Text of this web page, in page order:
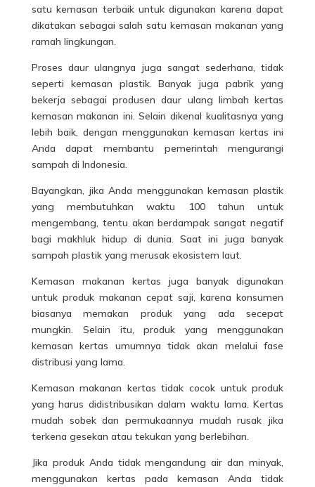
satu kemasan terbaik untuk digunakan karena dapat
dikatakan sebagai salah satu kemasan makanan yang
ramah lingkungan.
Proses daur ulangnya juga sangat sederhana, tidak
seperti kemasan plastik. Banyak juga pabrik yang
bekerja sebagai produsen daur ulang limbahkertas
kemasan makanan ini. Selain dikenal kualitasnya yang
lebih baik, dengan menggunakan kemasan kertas ini
Anda dapat membantu pemerintah mengurangi
sampah di Indonesia.
Bayangkan, jika Anda menggunakan kemasan plastik
yang membutuhkan waktu 100 tahun untuk
mengembang, tentu akan berdampak sangat negatif
bagi makhluk hidup di dunia. Saat ini juga banyak
sampah plastik yang merusak ekosistem laut.
Kemasan makanan kertas juga banyak digunakan
untuk produk makanan cepat saji, karena konsumen
biasanya memakan produk yang ada secepat
mungkin. Selain itu, produk yang menggunakan
kemasan kertas umumnya tidak akan melalui fase
distribusi yang lama.
Kemasan makanan kertas tidak cocok untuk produk
yang harus didistribusikan dalam waktu lama. Kertas
mudah sobek dan permukaannya mudah rusak jika
terkena gesekan atau tekukan yang berlebihan.
Jika produk Anda tidak mengandung air dan minyak,
menggunakan kertas pada kemasan Anda tidak